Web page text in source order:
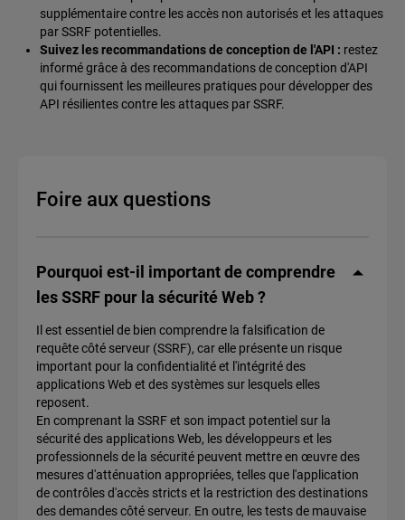
supplémentaire contre les accès non autorisés et les attaques
par SSRF potentielles.
Suivez les recommandations de conception de l'API : restez
informé grâce à des recommandations de conception d'API
qui fournissent les meilleures pratiques pour développer des
API résilientes contre les attaques par SSRF.
Foire aux questions
Pourquoi est-il important de comprendre
les SSRF pour la sécurité Web ?
Il est essentiel de bien comprendre la falsification de
requête côté serveur (SSRF), car elle présente un risque
important pour la confidentialité et l'intégrité des
applications Web et des systèmes sur lesquels elles
reposent.
En comprenant la SSRF et son impact potentiel sur la
sécurité des applications Web, les développeurs et les
professionnels de la sécurité peuvent mettre en œuvre des
mesures d'atténuation appropriées, telles que l'application
de contrôles d'accès stricts et la restriction des destinations
des demandes côté serveur. En outre, les tests de mauvaise